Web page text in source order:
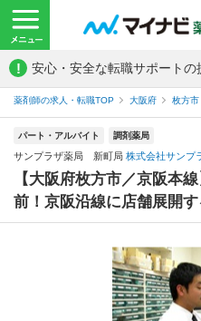
! 安心・安全な転職サポートの
薬剤師の求人・転職TOP 大阪府 枚方市
パート・アルバイト 調剤薬局
サンプラザ薬局 新町局 株式会社サンプ
【大阪府枚方市／京阪本
前！京阪沿線に店舗展開